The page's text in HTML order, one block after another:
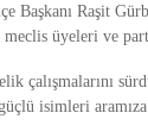
Başkanı Raşit
üyeleri ve
çalışmalarını
isimleri aramıza